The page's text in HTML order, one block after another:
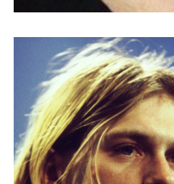
Gad Elmaleh : La scène,
remède efficace contre
timidité
MARIE-MICHELLE·11 MAI 2015